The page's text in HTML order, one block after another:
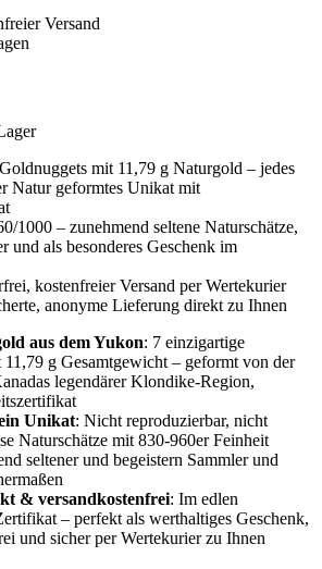
Versand
mit 11,79 g Naturgold – jedes
Natur geformtes Unikat mit
1000 – zunehmend seltene Naturschätze,
und als besonderes Geschenk im
kostenfreier Versand per Wertekurier
anonyme Lieferung direkt zu Ihnen
aus dem Yukon: 7 einzigartige
g Gesamtgewicht – geformt von der
legendärer Klondike-Region,
Unikat: Nicht reproduzierbar, nicht
Naturschätze mit 830-960er Feinheit
seltener und begeistern Sammler und
& versandkostenfrei: Im edlen
– perfekt als werthaltiges Geschenk,
und sicher per Wertekurier zu Ihnen